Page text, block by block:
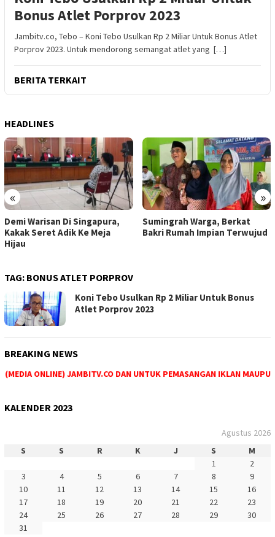
Bonus Atlet Porprov 2023
Jambitv.co, Tebo – Koni Tebo Usulkan Rp 2 Miliar Untuk Bonus Atlet
Porprov 2023. Untuk mendorong semangat atlet yang […]
BERITA TERKAIT
HEADLINES
« »
Sumingrah Warga, Berkat
Bakri Rumah Impian Terwujud
Satu Lagi Jemaah Haji
Tebo Meninggal Dunia
TAG: BONUS ATLET PORPROV
Koni Tebo Usulkan Rp 2 Miliar Untuk Bonus
Atlet Porprov 2023
BREAKING NEWS
ONLINE) JAMBITV.CO DAN UNTUK PEMASANGAN IKLAN
KALENDER 2023
Agustus 2026
S
S R K J S
M
1
2
3
4 5 6 7 8
9
10
11 12 13 14 15
16
17
18 19 20 21 22
23
24
25 26 27 28 29
30
31